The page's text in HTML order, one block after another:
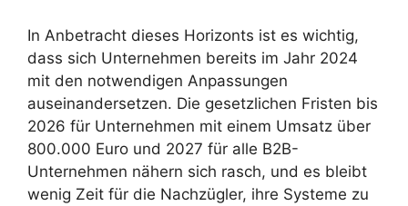
In Anbetracht dieses Horizonts ist es wichtig,
dass sich Unternehmen bereits im Jahr 2024
mit den notwendigen Anpassungen
auseinandersetzen. Die gesetzlichen Fristen bis
2026 für Unternehmen mit einem Umsatz über
800.000 Euro und 2027 für alle B2B-
Unternehmen nähern sich rasch, und es bleibt
wenig Zeit für die Nachzügler, ihre Systeme zu